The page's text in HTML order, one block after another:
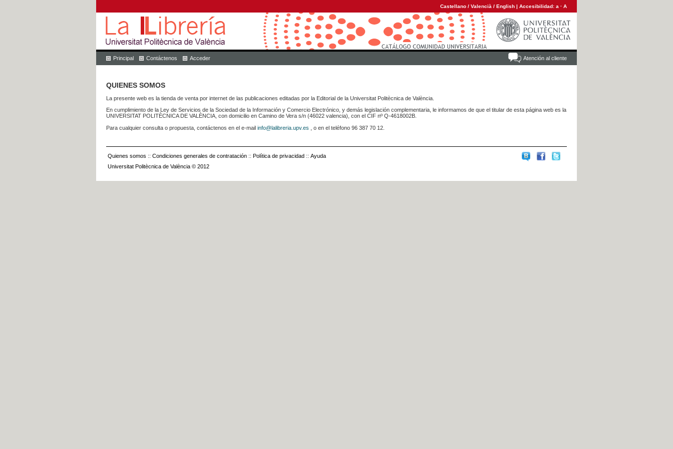
Castellano / Valencià / English | Accesibilidad: a · A
Atención al cliente
Principal Contáctenos Acceder
QUIENES SOMOS
La presente web es la tienda de venta por internet de las publicaciones editadas por la Editorial de la Universitat Politècnica de València.
En cumplimiento de la Ley de Servicios de la Sociedad de la Información y Comercio Electrónico, y demás legislación complementaria, le informamos de que el titular de esta página web es la
UNIVERSITAT POLITÈCNICA DE VALÈNCIA, con domicilio en Camino de Vera s/n (46022 valencia), con el CIF nº Q-4618002B.
Para cualquier consulta o propuesta, contáctenos en el e-mail info@lalibreria.upv.es , o en el teléfono 96 387 70 12.
Quienes somos :: Condiciones generales de contratación :: Política de privacidad :: Ayuda
Universitat Politècnica de València © 2012